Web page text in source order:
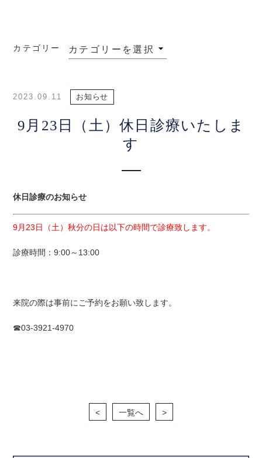
カテゴリー
2023.09.11 お知らせ
9月23日（土）休日診療いたしま
す
休日診療のお知らせ
9月23日（土）秋分の日は以下の時間で診療致します。
診療時間：9:00～13:00
来院の際は事前にご予約をお願い致します。
☎03-3921-4970
< 一覧へ >